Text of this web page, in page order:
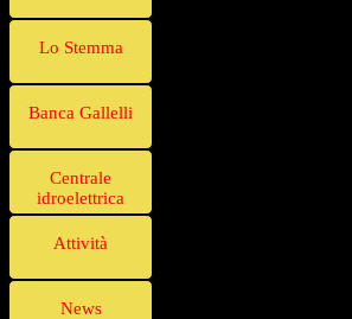
Lo Stemma
Banca Gallelli
Centrale
idroelettrica
Attività
News